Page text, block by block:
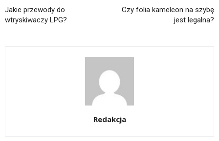
Jakie przewody do
wtryskiwaczy LPG?
Czy folia kameleon na szybę
jest legalna?
Redakcja